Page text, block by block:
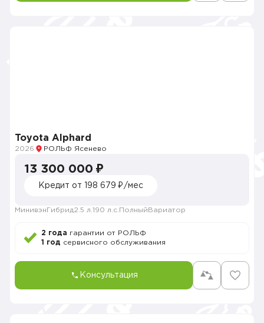
Toyota Alphard
2026 РОЛЬФ Ясенево
13 300 000 ₽
Кредит от 198 679 ₽/мес
Минивэн Гибрид2.5 л. 190 л.с. Полный Вариатор
2 года гарантии от РОЛЬФ
1 год сервисного обслуживания
Консультация